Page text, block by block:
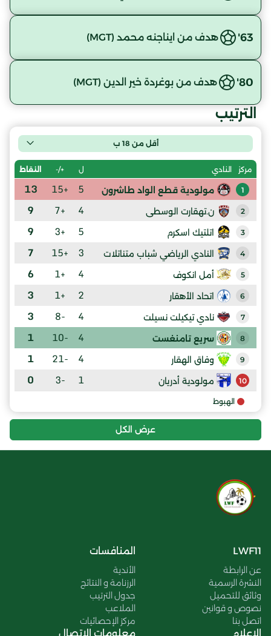
63' هدف من ايناجنه محمد (MGT)
80' هدف من بوغردة خير الدين (MGT)
الترتيب
أقل من 18 ب
مركز النادي ل +/- النقاط
1 مولودية قطع الواد طاشرون 5
+15
13
2 ن.تهقارت الوسطى 4
+7
9
3 اتلتيك اسكرم 5
+3
9
4 النادي الرياضي شباب متناتلات 3
+15
7
5 أمل انكوف 4
+1
6
6 اتحاد الأهقار 2
+1
3
7 نادي تيكيلت نسيلت 4
-8
3
8 سريع تامنغست 4
-10
1
9 وفاق الهقار 4
-21
1
10 مولودية أدريان 1
-3
0
الهبوط
عرض الكل
LWF11
عن الرابطة
النشرة الرسمية
وثائق للتحميل
نصوص و قوانين
اتصل بنا
المنافسات
الأندية
الرزنامة و النتائج
جدول الترتيب
الملاعب
مركز الإحصائيات
الإعلام معلومات الاتصال